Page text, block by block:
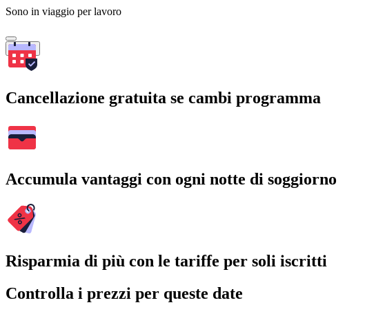
Sono in viaggio per lavoro
Cerca
Cancellazione gratuita se cambi programma
Accumula vantaggi con ogni notte di soggiorno
Risparmia di più con le tariffe per soli iscritti
Controlla i prezzi per queste date